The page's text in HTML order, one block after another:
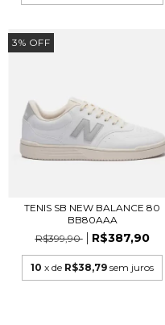
3% OFF
TENIS SB NEW BALANCE 80
BB80AAA
R$399,90
R$387,90
10 x de R$38,79 sem juros